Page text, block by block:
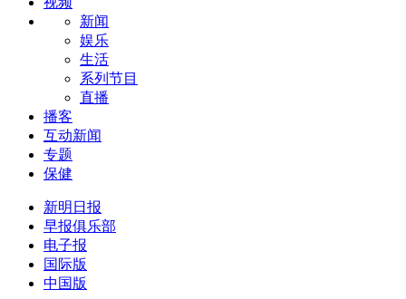
新闻
娱乐
生活
系列节目
直播
播客
互动新闻
专题
保健
新明日报
早报俱乐部
电子报
国际版
中国版